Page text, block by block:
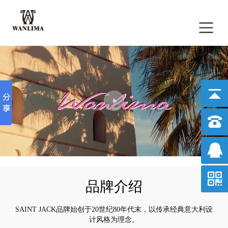
品牌介绍
SAINT JACK品牌始创于20世纪80年代末，以传承经典意大利设
计风格为理念。